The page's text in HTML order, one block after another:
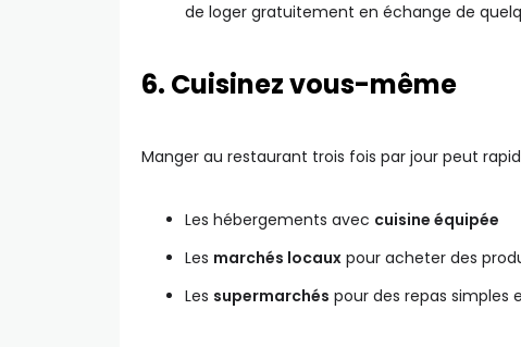
de loger gratuitement en échange de
6. Cuisinez vous-même
Manger au restaurant trois fois par jour peut
Les hébergements avec cuisine équipée
Les marchés locauxpour acheter des
Les supermarchés pour des repas simples